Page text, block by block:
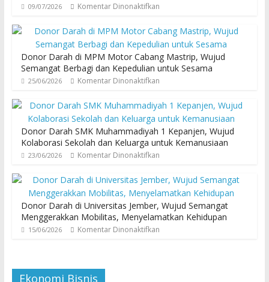
09/07/2026 Komentar Dinonaktifkan
Donor Darah di MPM Motor Cabang Mastrip, Wujud
Semangat Berbagi dan Kepedulian untuk Sesama
25/06/2026 Komentar Dinonaktifkan
Donor Darah SMK Muhammadiyah 1 Kepanjen, Wujud
Kolaborasi Sekolah dan Keluarga untuk Kemanusiaan
23/06/2026 Komentar Dinonaktifkan
Donor Darah di Universitas Jember, Wujud Semangat
Menggerakkan Mobilitas, Menyelamatkan Kehidupan
15/06/2026 Komentar Dinonaktifkan
Ekonomi Bisnis